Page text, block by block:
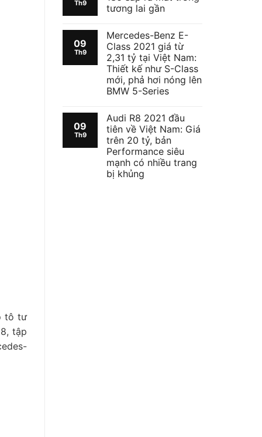
tô tư
tập
Th9
tương lai gần
09
Th9
Mercedes-Benz E-
Class 2021 giá từ
2,31 tỷ tại Việt Nam:
Thiết kế như S-Class
mới, phả hơi nóng lên
BMW 5-Series
09
Th9
Audi R8 2021 đầu
tiên về Việt Nam: Giá
trên 20 tỷ, bản
Performance siêu
mạnh có nhiều trang
bị khủng